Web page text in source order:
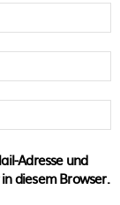
Adresse und
diesem Browser.